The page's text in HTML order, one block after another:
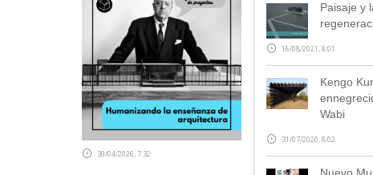
Paisaje y
16/08/2021, 8:01
Kengo
Wabi
31/07/2020, 8:02
30/04/2026, 7:32